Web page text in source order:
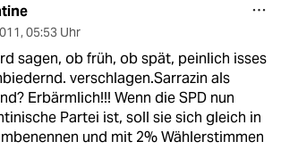
, 05:53 Uhr
sagen, ob früh, ob spät, peinlich isses
verschlagen.Sarrazin als
Erbärmlich!!! Wenn die SPD nun
Partei ist, soll sie sich gleich in
und mit 2% Wählerstimmen